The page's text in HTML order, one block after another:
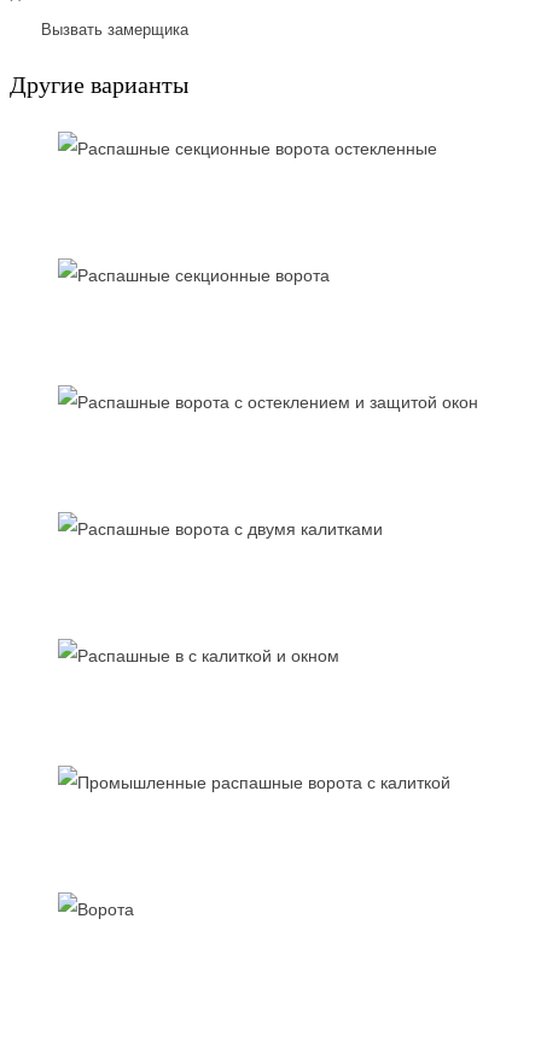
Вызвать замерщика
Другие варианты